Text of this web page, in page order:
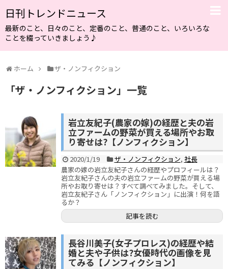
日刊トレンドニュース
最新のこと、日々のこと、定番のこと、普通のこと、いろいろな
ことを綴っていきましょう♪
ホーム ザ・ノンフィクション
「ザ・ノンフィクション」 一覧
岩立友紀子(農家の嫁)の経歴と夫の岩
立ファームの野菜が買える場所やお取
り寄せは?【ノンフィクション】
2020/1/19 ザ・ノンフィクション, 社長
農家の嫁の岩立友紀子さんの経歴やプロフィールは？
岩立友紀子さんの夫の岩立ファームの野菜が買える場
所やお取り寄せは？すべて調べてみました。そして、
岩立友紀子さん「ノンフィクション」に出演！何を語
るか？
記事を読む
長谷川美子(女子プロレス)の経歴や結
婚と夫や子供は?女優時代の画像を見
てみる【ノンフィクション】